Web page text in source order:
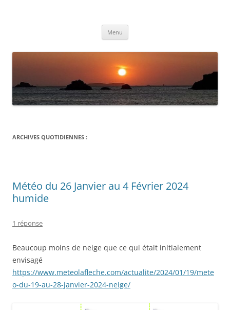
Menu
ARCHIVES QUOTIDIENNES :
Météo du 26 Janvier au 4 Février 2024
humide
1 réponse
Beaucoup moins de neige que ce qui était initialement
envisagé
https://www.meteolafleche.com/actualite/2024/01/19/mete
o-du-19-au-28-janvier-2024-neige/